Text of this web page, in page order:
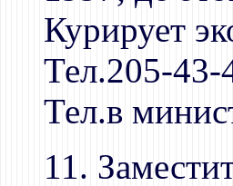
Курирует
Тел.205-43-
Тел.в
11.